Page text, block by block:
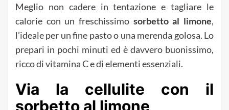
Meglio non cadere in tentazione e tagliare le
calorie con un freschissimo sorbetto al limone,
l’ideale per un fine pasto o una merenda golosa. Lo
prepari in pochi minuti ed è davvero buonissimo,
ricco di vitamina C e di elementi essenziali.
Via la cellulite con il
sorbetto al limone